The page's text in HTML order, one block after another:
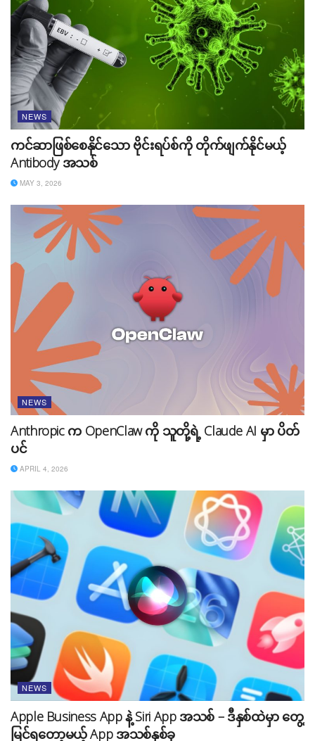
Google ဘက်ကတော့ မူပိုင်ခွင့်နဲ့ ပတ်သက်ပြီး ဖြေရှင်းမလို့
နည်းလမ်းရှာနေတယ်လို့ ပြောထားတာကြောင့် မကြာမှီမှာ
အဖြေတစ်ခုတော့ ထွက်ပေါ်လာတော့မှာ ဖြစ်ပါတယ်။ စာ
ဖတ်ပရိသတ်ကြီးရော Google ရဲ့ MucisLM နဲ့ ပတ်သက်ပြီး
ဘယ်လိုမြင်လဲဆိုတာ Comment မှာ မျှဝေပေးသွားပါအုံး။
Source: TechCrunch
Tags: AI MusicLM news
NEWS
ကင်ဆာဖြစ်စေနိုင်သော ဗိုင်းရပ်စ်ကို တိုက်ဖျက်နိုင်မယ့်
Antibody အသစ်
MAY 3, 2026
NEWS
Anthropic က OpenClaw ကို သူတို့ရဲ့ Claude AI မှာ ပိတ်
ပင်
APRIL 4, 2026
NEWS
Apple Business App နဲ့ Siri App အသစ် – ဒီနှစ်ထဲမှာ တွေ့
မြင်ရတော့မယ့် App အသစ်နှစ်ခု